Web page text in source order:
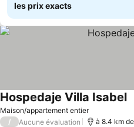
les prix exacts
Maison/appartement entier
Hospedaje Villa Isabel
/ Aucune évaluation à 8.4 km